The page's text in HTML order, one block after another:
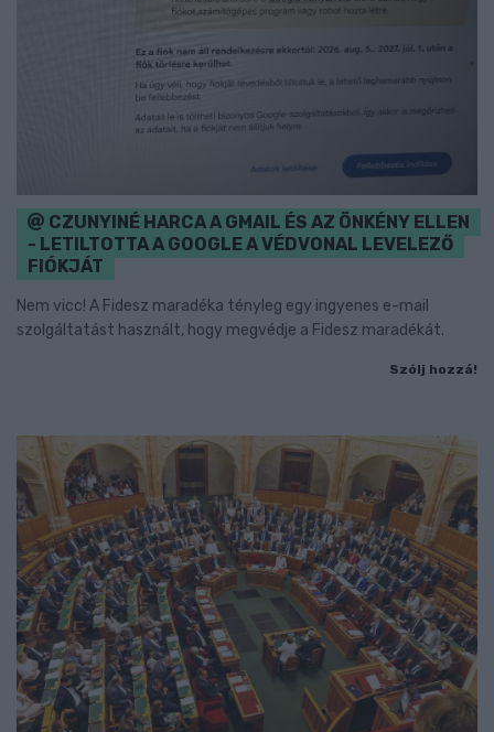
CZUNYINÉ HARCA A GMAIL ÉS AZ ÖNKÉNY ELLEN
- LETILTOTTA A GOOGLE A VÉDVONAL LEVELEZŐ
FIÓKJÁT
Nem vicc! A Fidesz maradéka tényleg egy ingyenes e-mail
szolgáltatást használt, hogy megvédje a Fidesz maradékát.
Szólj hozzá!